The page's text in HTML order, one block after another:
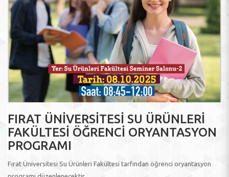
FIRAT ÜNİVERSİTESİ SU ÜRÜNLERİ
FAKÜLTESİ ÖĞRENCİ ORYANTASYON
PROGRAMI
Fırat Üniversitesi Su Ürünleri Fakültesi tarfından öğrenci oryantasyon